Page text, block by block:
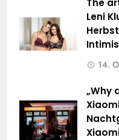
The
Leni
14.
„Why